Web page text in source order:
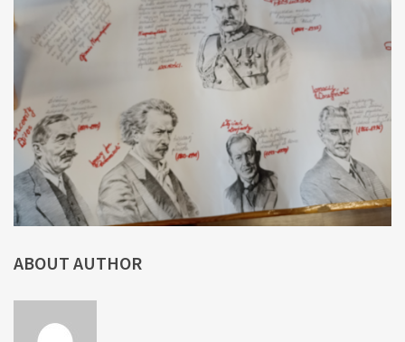
ABOUT AUTHOR